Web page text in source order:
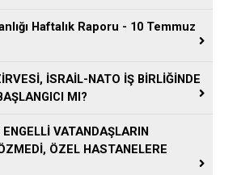
Haftalık Raporu - 10 Temmuz
İSRAİL-NATO İŞ BİRLİĞİNDE
MI?
VATANDAŞLARIN
ÖZEL HASTANELERE